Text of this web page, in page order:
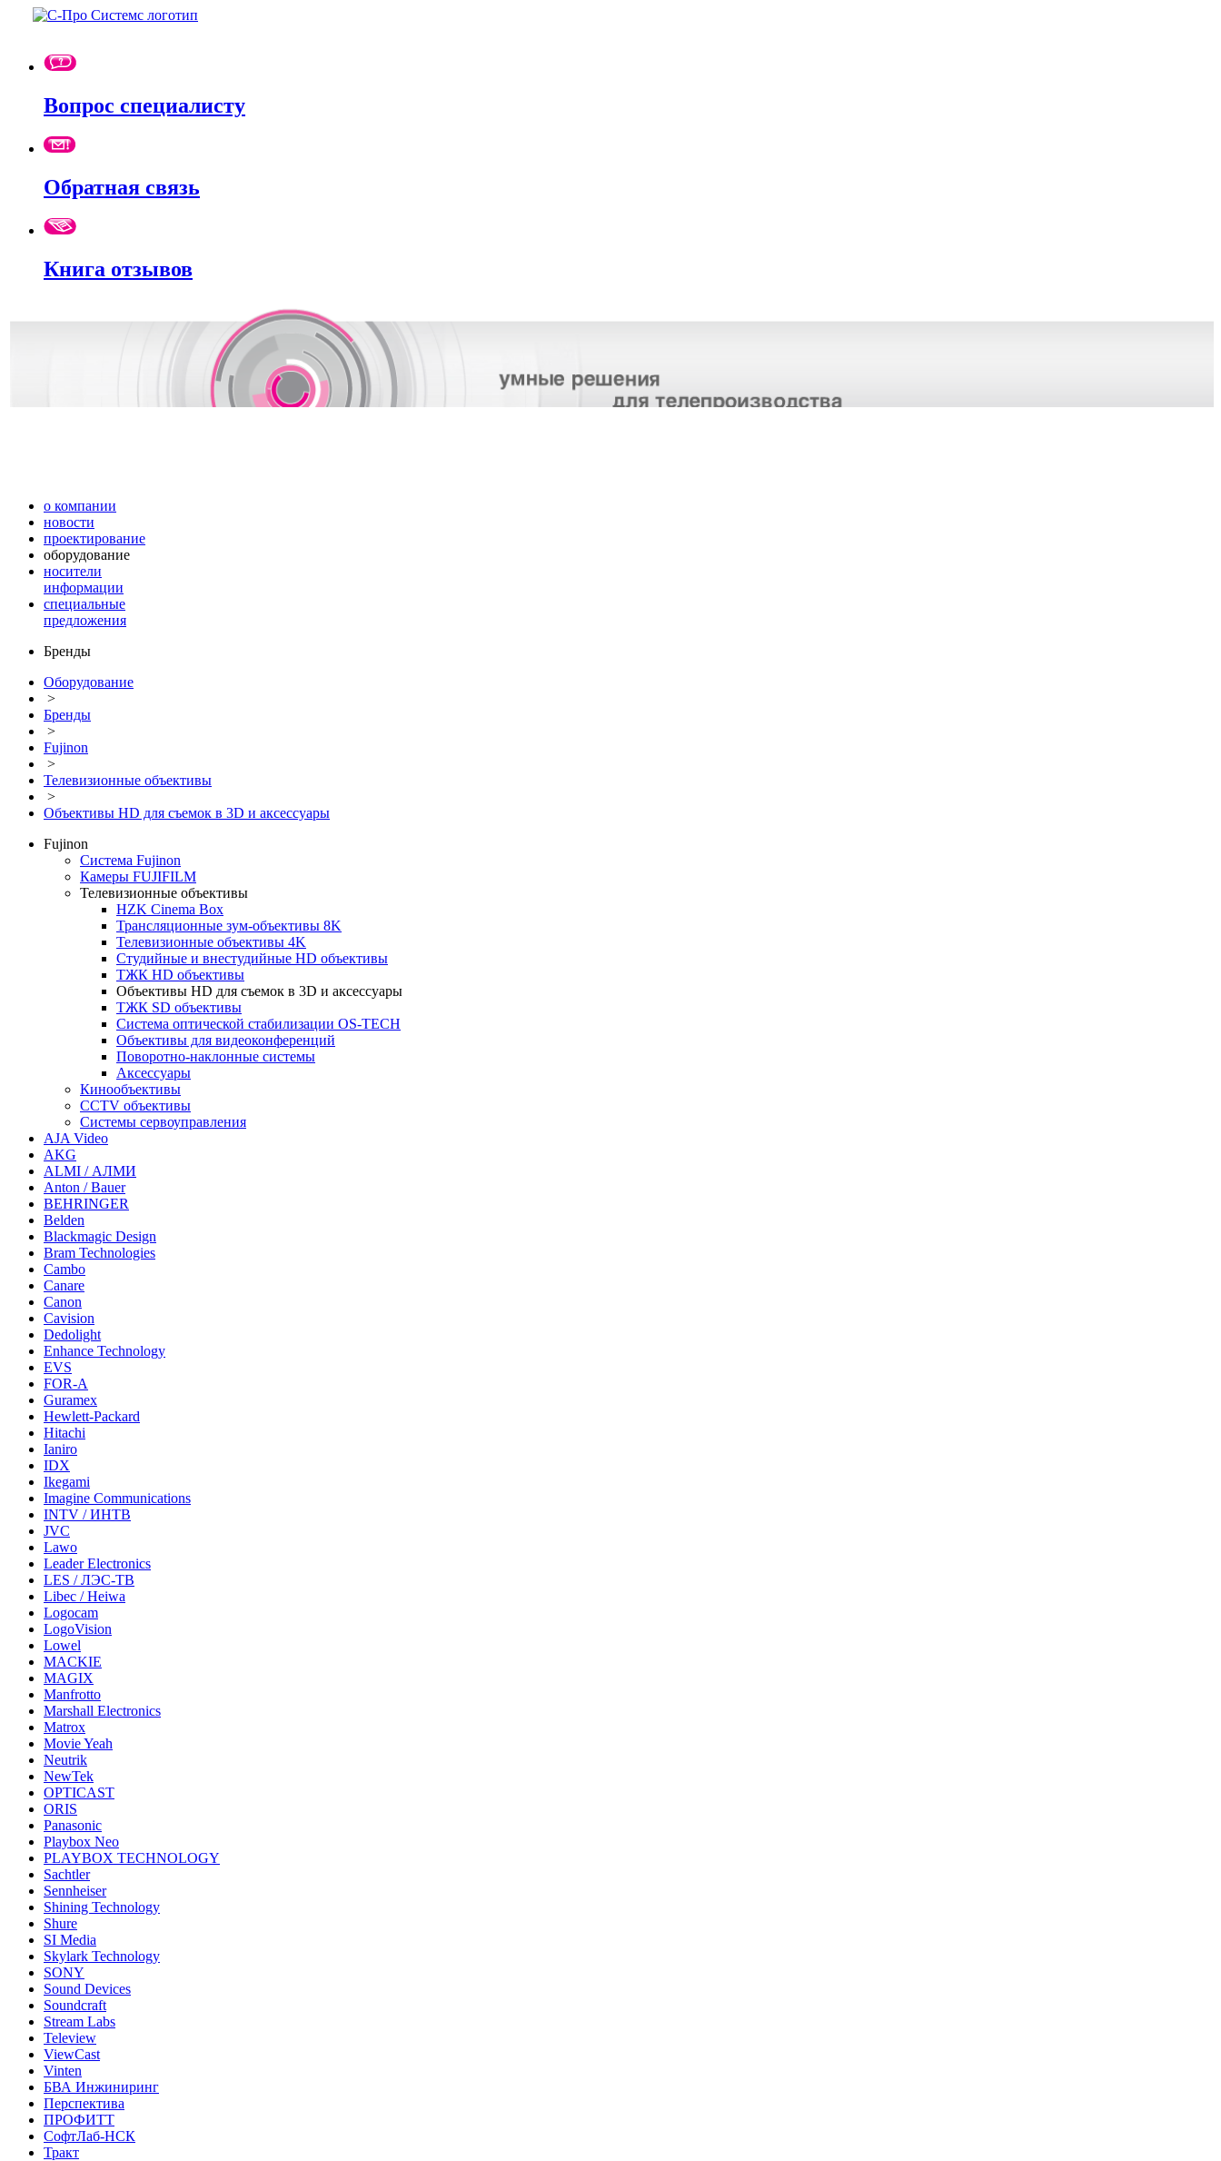
Вопрос специалисту
Обратная связь
Книга отзывов
о компании
новости
проектирование
оборудование
носители
информации
специальные
предложения
Бренды
Оборудование
>
Бренды
>
Fujinon
>
Телевизионные объективы
>
Объективы HD для съемок в 3D и аксессуары
Fujinon
Система Fujinon
Камеры FUJIFILM
Телевизионные объективы
HZK Cinema Box
Трансляционные зум-объективы 8K
Телевизионные объективы 4K
Студийные и внестудийные HD объективы
ТЖК HD объективы
Объективы HD для съемок в 3D и аксессуары
ТЖК SD объективы
Система оптической стабилизации OS-TECH
Объективы для видеоконференций
Поворотно-наклонные системы
Аксессуары
Кинообъективы
CCTV объективы
Системы сервоуправления
AJA Video
AKG
ALMI / АЛМИ
Anton / Bauer
BEHRINGER
Belden
Blackmagic Design
Bram Technologies
Cambo
Canare
Canon
Cavision
Dedolight
Enhance Technology
EVS
FOR-A
Guramex
Hewlett-Packard
Hitachi
Ianiro
IDX
Ikegami
Imagine Communications
INTV / ИНТВ
JVC
Lawo
Leader Electronics
LES / ЛЭС-ТВ
Libec / Heiwa
Logocam
LogoVision
Lowel
MACKIE
MAGIX
Manfrotto
Marshall Electronics
Matrox
Movie Yeah
Neutrik
NewTek
OPTICAST
ORIS
Panasonic
Playbox Neo
PLAYBOX TECHNOLOGY
Sachtler
Sennheiser
Shining Technology
Shure
SI Media
Skylark Technology
SONY
Sound Devices
Soundcraft
Stream Labs
Teleview
ViewCast
Vinten
БВА Инжиниринг
Перспектива
ПРОФИТТ
СофтЛаб-НСК
Тракт